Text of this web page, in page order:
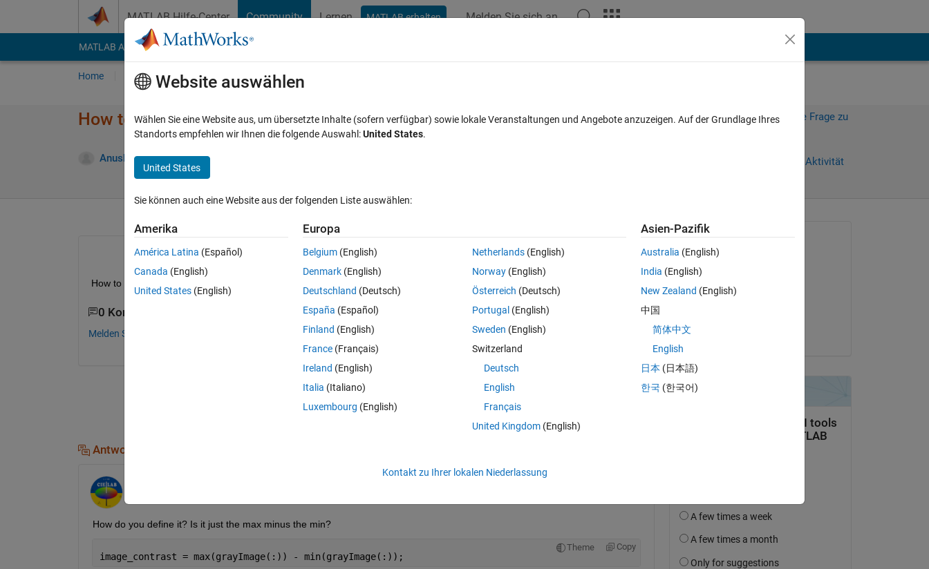
MATLAB Hilfe-Center Community Lernen MATLAB erhalten Melden Sie sich an
MATLAB Answers File Exchange Cody
Home Fragen Antworten Durchsuchen
How to find the contrast of a image in Matlab?
Anushka 26 Jul. 2015
Melden Sie sich an, um diese Frage zu
Anmelden, um Aktivität
0 Stimmen
How to find the contrast of a image in Matlab?
0 Kommentare
Melden Sie sich an, um zu kommentieren.
Melden Sie sich an, um diese Frage zu beantworten.
Antworten (1)
How do you define it? Is it just the max minus the min?
Theme Copy
image_contrast = max(grayImage(:)) - min(grayImage(:));
Anushka
am 26 Jul. 2015
am 8 Okt. 2017
Website auswählen
Wählen Sie eine Website aus, um übersetzte Inhalte (sofern verfügbar) sowie lokale Veranstaltungen und Angebote anzuzeigen. Auf der Grundlage Ihres
Standorts empfehlen wir Ihnen die folgende Auswahl:United States.
United States
Sie können auch eine Website aus der folgenden Liste auswählen:
Amerika
América Latina (Español)
Canada (English)
United States (English)
Europa
Belgium (English)
Denmark (English)
Deutschland (Deutsch)
España (Español)
Finland (English)
France (Français)
Ireland (English)
Italia (Italiano)
Luxembourg (English)
Netherlands(English)
Norway(English)
Österreich (Deutsch)
Portugal (English)
Sweden (English)
Switzerland
Deutsch
English
Français
United Kingdom(English)
Asien-Pazifik
Australia (English)
India (English)
New Zealand (English)
中国
简体中文
English
日本 (日本語)
한국 (한국어)
Kontakt zu Ihrer lokalen Niederlassung